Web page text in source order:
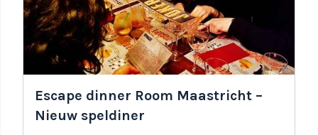
Escape dinner Room Maastricht –
Nieuw speldiner